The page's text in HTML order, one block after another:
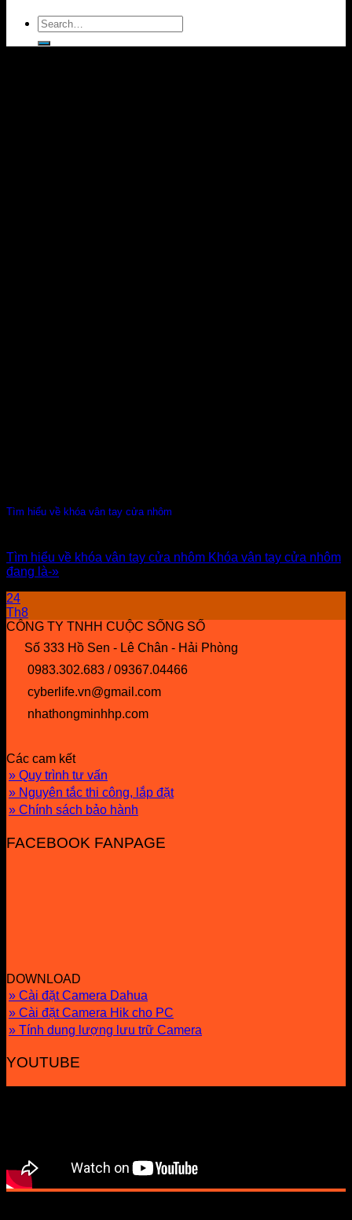
Search
for:
Tìm hiểu về khóa vân tay cửa nhôm
Tìm hiểu về khóa vân tay cửa nhôm Khóa vân tay cửa nhôm
đang là-»
24
Th8
CÔNG TY TNHH CUỘC SỐNG SỐ
Số 333 Hồ Sen - Lê Chân - Hải Phòng
0983.302.683 / 09367.04466
cyberlife.vn@gmail.com
nhathongminhhp.com
Các cam kết
» Quy trình tư vấn
» Nguyên tắc thi công, lắp đặt
» Chính sách bảo hành
FACEBOOK FANPAGE
DOWNLOAD
» Cài đặt Camera Dahua
» Cài đặt Camera Hik cho PC
» Tính dung lượng lưu trữ Camera
YOUTUBE